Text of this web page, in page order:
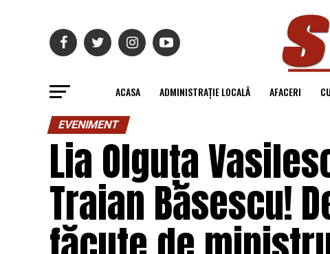
ACASA ADMINISTRAȚIE LOCALĂ AFACERI
EVENIMENT
Lia Olguța
Traian Băsescu!